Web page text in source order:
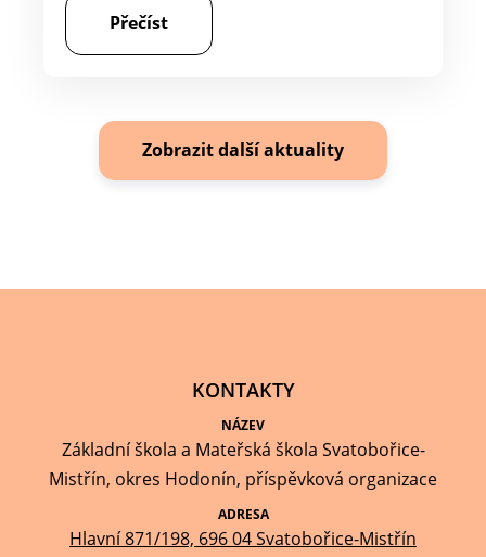
Přečíst
Zobrazit další aktuality
KONTAKTY
NÁZEV
Základní škola a Mateřská škola Svatobořice-
Mistřín, okres Hodonín, příspěvková organizace
ADRESA
Hlavní 871/198, 696 04 Svatobořice-Mistřín